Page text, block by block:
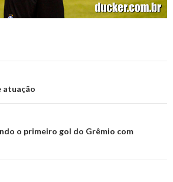
atuação
o primeiro gol do Grêmio com